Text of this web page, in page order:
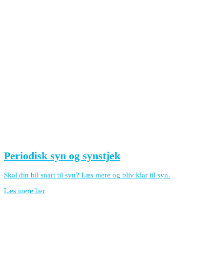
Periodisk syn og synstjek
Skal din bil snart til syn? Læs mere og bliv klar til syn.
Læs mere her